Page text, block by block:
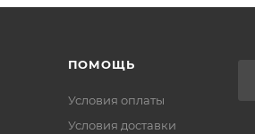
ПОМОЩЬ
Условия оплаты
Условия доставки